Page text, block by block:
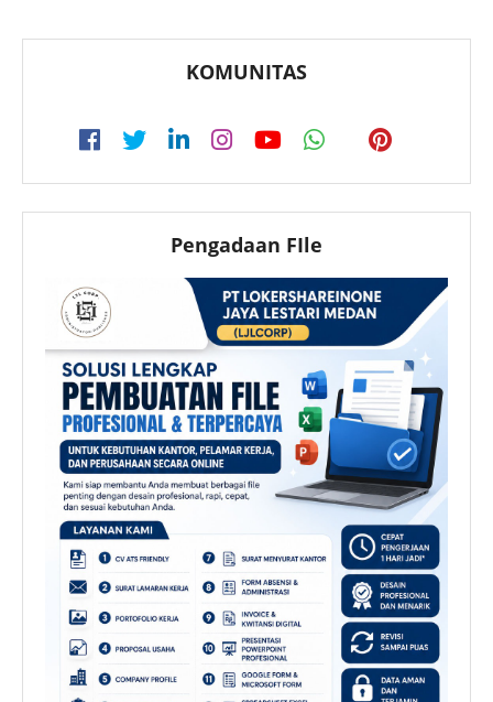
KOMUNITAS
Pengadaan FIle